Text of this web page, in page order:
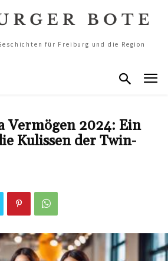
für Freiburg und die Region
Vermögen 2024: Ein
Kulissen der Twin-